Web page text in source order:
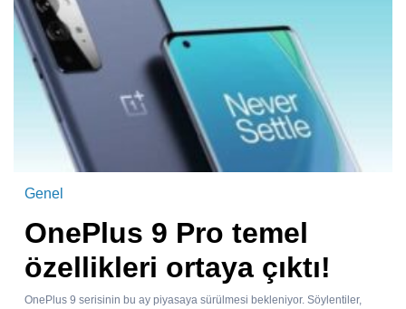
Genel
OnePlus 9 Pro temel
özellikleri ortaya çıktı!
OnePlus 9 serisinin bu ay piyasaya sürülmesi bekleniyor. Söylentiler,